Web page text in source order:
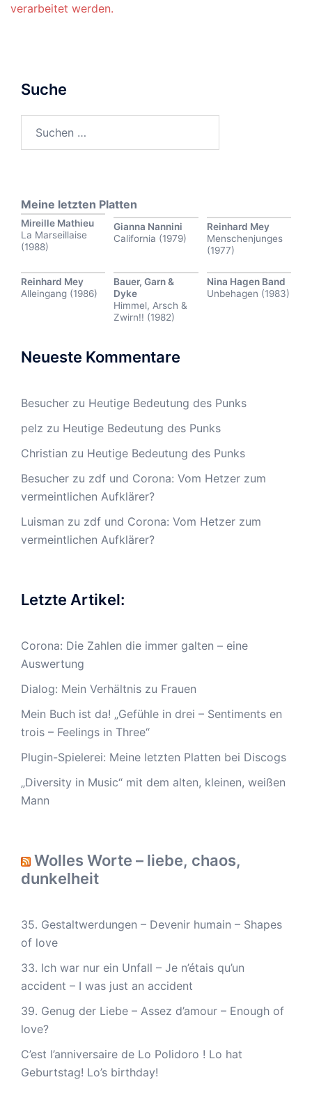
verarbeitet werden.
Suche
nach:
Meine letzten Platten
Mireille Mathieu
La Marseillaise
(1988)
Gianna Nannini
California (1979)
Reinhard Mey
Menschenjunges
(1977)
Reinhard Mey
Alleingang (1986)
Bauer, Garn &
Dyke
Himmel, Arsch &
Zwirn!! (1982)
Nina Hagen Band
Unbehagen (1983)
Neueste Kommentare
Besucher zu Heutige Bedeutung des Punks
pelz zu Heutige Bedeutung des Punks
Christian zu Heutige Bedeutung des Punks
Besucher zu zdf und Corona: Vom Hetzer zum
vermeintlichen Aufklärer?
Luisman zu zdf und Corona: Vom Hetzer zum
vermeintlichen Aufklärer?
Letzte Artikel:
Corona: Die Zahlen die immer galten – eine
Auswertung
Dialog: Mein Verhältnis zu Frauen
Mein Buch ist da! „Gefühle in drei – Sentiments en
trois – Feelings in Three“
Plugin-Spielerei: Meine letzten Platten bei Discogs
„Diversity in Music“ mit dem alten, kleinen, weißen
Mann
Wolles Worte – liebe, chaos,
dunkelheit
35. Gestaltwerdungen – Devenir humain – Shapes
of love
33. Ich war nur ein Unfall – Je n’étais qu’un
accident – I was just an accident
39. Genug der Liebe – Assez d’amour – Enough of
love?
C’est l’anniversaire de Lo Polidoro ! Lo hat
Geburtstag! Lo’s birthday!